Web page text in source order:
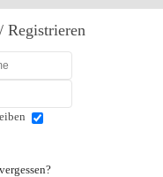
/ Registrieren